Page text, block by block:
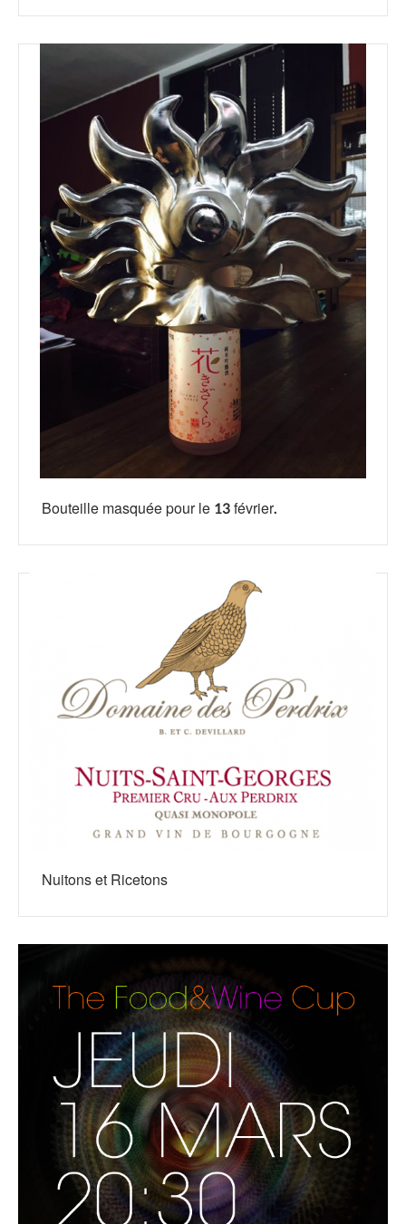
Bouteille masquée pour le 13 février.
Nuitons et Ricetons